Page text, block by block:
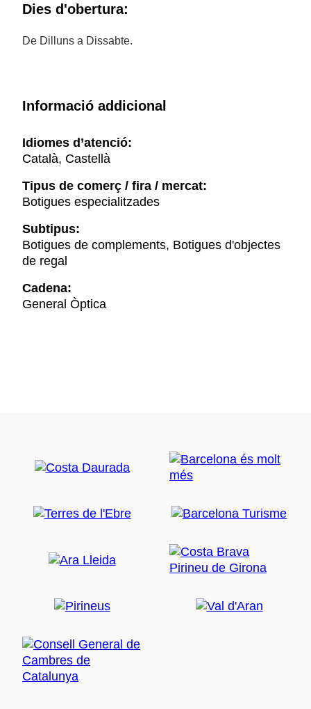
Dies d'obertura:
De Dilluns a Dissabte.
Informació addicional
Idiomes d’atenció:
Català, Castellà
Tipus de comerç / fira / mercat:
Botigues especialitzades
Subtipus:
Botigues de complements, Botigues d'objectes
de regal
Cadena:
General Òptica